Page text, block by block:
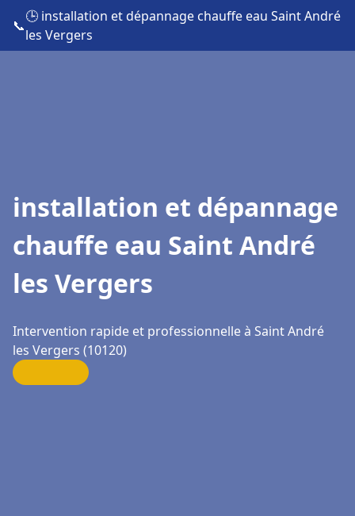
📞
🕒 installation et dépannage chauffe eau Saint André
les Vergers
installation et dépannage
chauffe eau Saint André
les Vergers
Intervention rapide et professionnelle à Saint André
les Vergers (10120)